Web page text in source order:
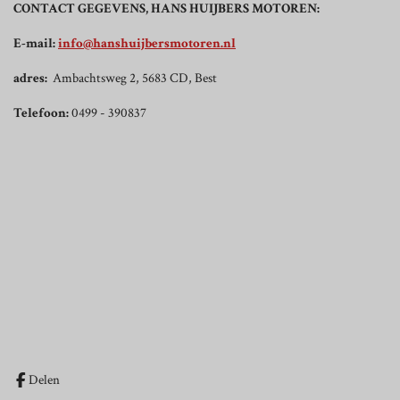
CONTACT GEGEVENS, HANS HUIJBERS MOTOREN:
E-mail:info@hanshuijbersmotoren.nl
adres: Ambachtsweg 2, 5683 CD, Best
Telefoon:0499 - 390837
Delen